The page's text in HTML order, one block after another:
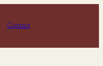
Contact